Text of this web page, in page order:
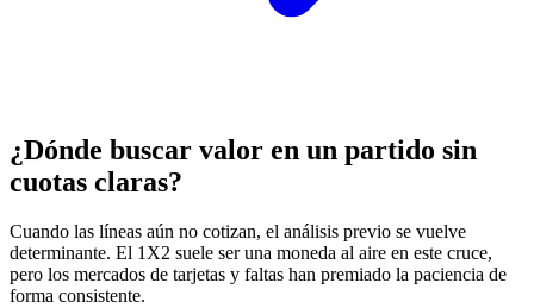
¿Dónde buscar valor en un partido sin
cuotas claras?
Cuando las líneas aún no cotizan, el análisis previo se vuelve
determinante. El 1X2 suele ser una moneda al aire en este cruce,
pero los mercados de tarjetas y faltas han premiado la paciencia de
forma consistente.